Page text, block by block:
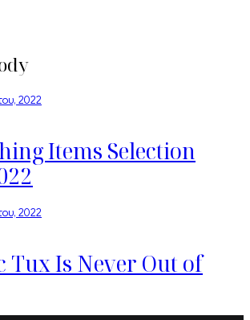
2022
Items Selection
2022
Tux Is Never Out of